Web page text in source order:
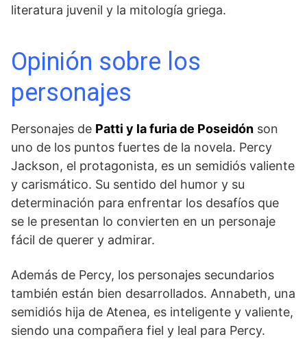
literatura juvenil y la mitología griega.
Opinión sobre los
personajes
Personajes de Patti y⁣ la ⁤furia de Poseidón son
uno de los puntos fuertes de la novela. Percy
Jackson, el protagonista, es un semidiós valiente
y carismático. Su sentido del humor y ⁣su
‍determinación para enfrentar los desafíos que
‍se le presentan lo convierten en un personaje
fácil de querer y admirar.
Además de Percy,‍ los personajes secundarios
también están bien desarrollados. Annabeth, una
semidiós hija de Atenea, es inteligente y⁢ valiente,
siendo una compañera fiel y leal para Percy.